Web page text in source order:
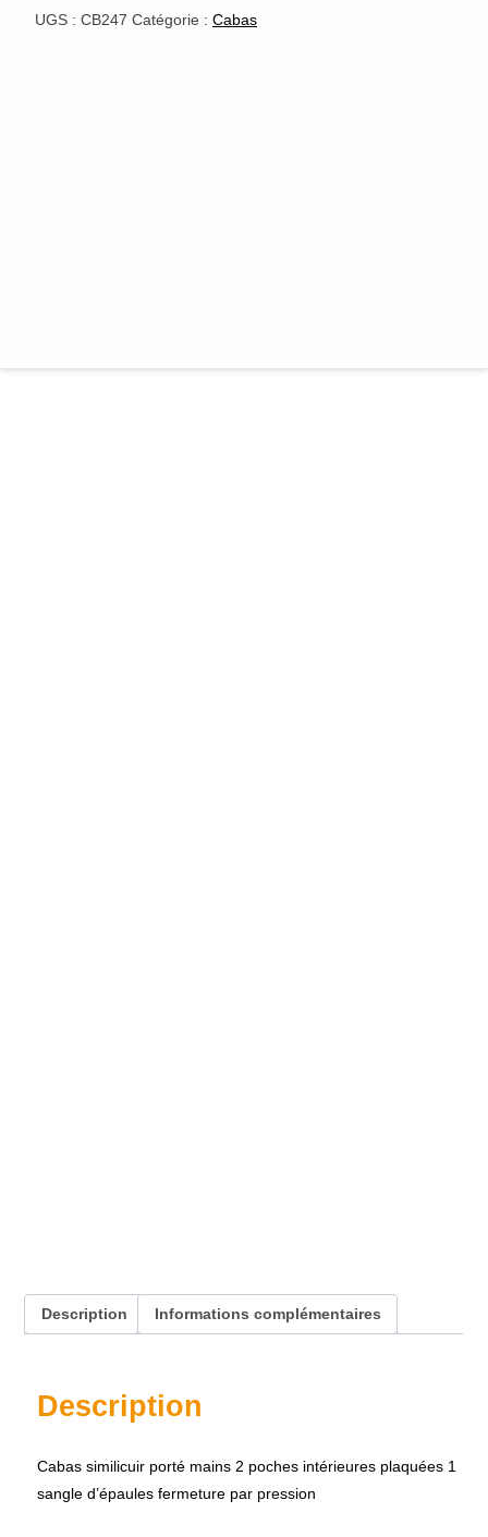
sac
UGS : CB247 Catégorie : Cabas
Description Informations complémentaires
Description
Cabas similicuir porté mains 2 poches intérieures plaquées 1
sangle d’épaules fermeture par pression